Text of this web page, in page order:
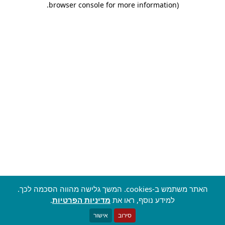
browser console for more information)
.
האתר משתמש ב-cookies. המשך גלישה מהווה הסכמה לכך.
למידע נוסף, ראו את מדיניות הפרטיות.
סירוב אישור